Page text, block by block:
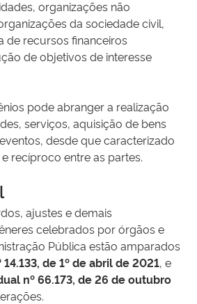
organizações não
da sociedade civil,
de recursos financeiros
de objetivos de interesse
pode abranger a realização
serviços, aquisição de bens
desde que caracterizado
recíproco entre as partes.
ajustes e demais
celebrados por órgãos e
Pública estão amparados
de 1º de abril de 2021, e
nº 66.173, de 26 de outubro